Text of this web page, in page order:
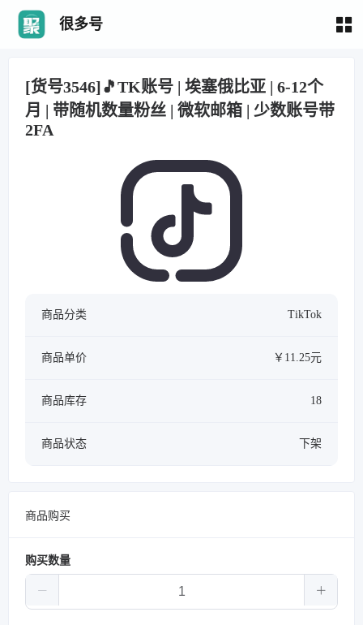
很多号
[货号3546]🎵TK账号 | 埃塞俄比亚 | 6-12个
月 | 带随机数量粉丝 | 微软邮箱 | 少数账号带
2FA
商品分类 TikTok
商品单价 ￥11.25元
商品库存 18
商品状态 下架
商品购买
购买数量